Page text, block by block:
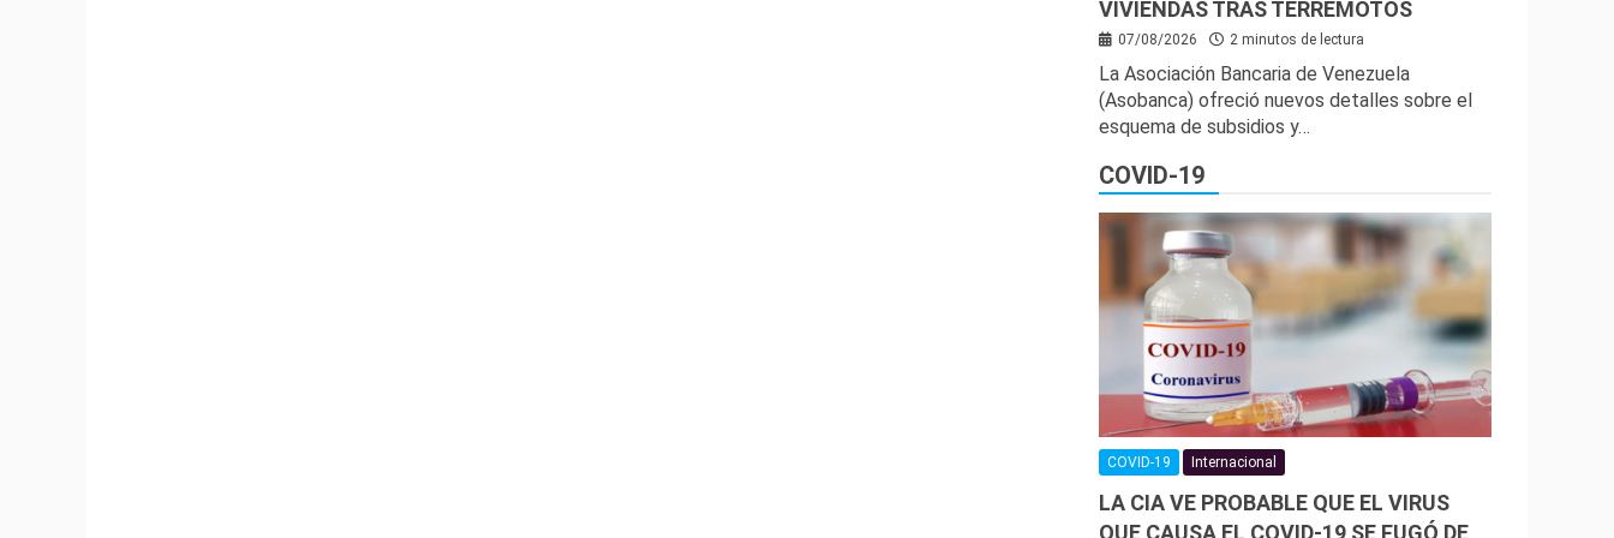
VIVIENDAS TRAS TERREMOTOS
07/08/2026 2 minutos de lectura
La Asociación Bancaria de Venezuela
(Asobanca) ofreció nuevos detalles sobre el
esquema de subsidios y…
COVID-19
COVID-19 Internacional
LA CIA VE PROBABLE QUE EL VIRUS